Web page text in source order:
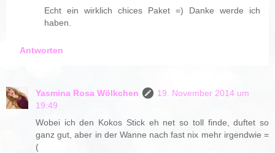
Echt ein wirklich chices Paket =) Danke werde ich
haben.
Antworten
Yasmina Rosa Wölkchen
19. November 2014 um
19:49
Wobei ich den Kokos Stick eh net so toll finde, duftet so
ganz gut, aber in der Wanne nach fast nix mehr irgendwie =
(